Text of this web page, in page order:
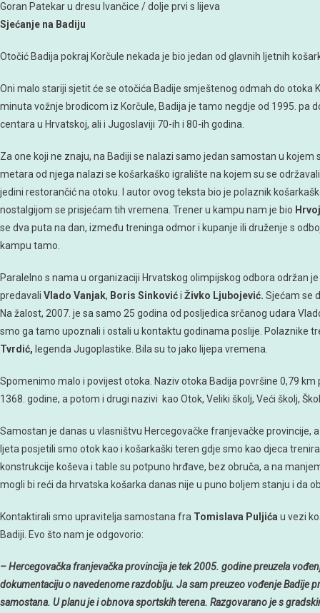
Goran Patekar u dresu Ivančice / dolje prvi s lijeva
Sjećanje na Badiju
Otočić Badija pokraj Korčule nekada je bio jedan od glavnih ljetnih
Oni malo stariji sjetit će se otočića Badije smještenog odmah do otoka
minuta vožnje brodicom iz Korčule, Badija je tamo negdje od 1995. pa
centara u Hrvatskoj, ali i Jugoslaviji 70-ih i 80-ih godina.
Za one koji ne znaju, na Badiji se nalazi samo jedan samostan u
metara od njega nalazi se košarkaško igralište na kojem su se
jedini restorančić na otoku. I autor ovog teksta bio je polaznik
nostalgijom se prisjećam tih vremena. Trener u kampu nam je bio
se dva puta na dan, između treninga odmor i kupanje ili druženje s
kampu tamo.
Paralelno s nama u organizaciji Hrvatskog olimpijskog odbora održan
predavali Vlado Vanjak, Boris Sinkovići Živko Ljubojević. Sjećam se
Na žalost, 2007. je sa samo 25 godina od posljedica srčanog udara
smo ga tamo upoznali i ostali u kontaktu godinama poslije. Polaznike
Tvrdić, legenda Jugoplastike. Bila su to jako lijepa vremena.
Spomenimo malo i povijest otoka. Naziv otoka Badija površine 0,79
1368. godine, a potom i drugi nazivi kao Otok, Veliki školj, Veći školj,
Samostan je danas u vlasništvu Hercegovačke franjevačke provincije,
ljeta posjetili smo otok kao i košarkaški teren gdje smo kao djeca
konstrukcije koševa i table su potpuno hrđave, bez obruča, a na
mogli bi reći da hrvatska košarka danas nije u puno boljem stanju i da
Kontaktirali smo upravitelja samostana fra Tomislava Puljića u vezi
Badiji. Evo što nam je odgovorio:
– Hercegovačka franjevačka provincija je tek 2005. godine preuzela
dokumentaciju o navedenome razdoblju. Ja sam preuzeo vođenje Badije
samostana. U planu je i obnova sportskih terena. Razgovarano je s